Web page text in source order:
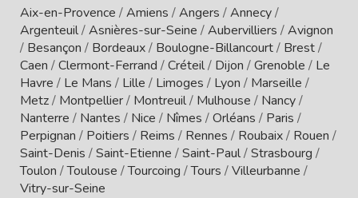
Aix-en-Provence /Amiens /Angers /Annecy/
Argenteuil/Asnières-sur-Seine /Aubervilliers /Avignon
/ Besançon / Bordeaux/ Boulogne-Billancourt/ Brest/
Caen /Clermont-Ferrand /Créteil/ Dijon /Grenoble / Le
Havre / Le Mans / Lille / Limoges / Lyon / Marseille /
Metz/ Montpellier/ Montreuil/ Mulhouse / Nancy/
Nanterre / Nantes / Nice / Nîmes /Orléans / Paris /
Perpignan / Poitiers / Reims / Rennes / Roubaix/ Rouen /
Saint-Denis /Saint-Etienne /Saint-Paul/Strasbourg /
Toulon /Toulouse /Tourcoing /Tours /Villeurbanne /
Vitry-sur-Seine